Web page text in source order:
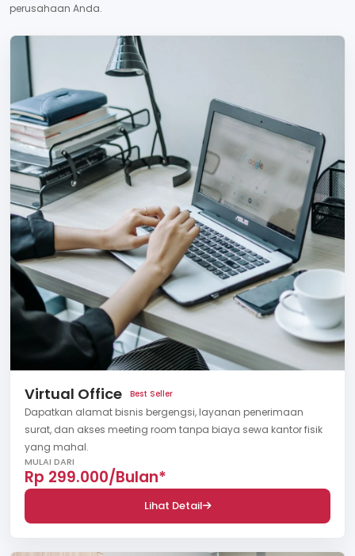
perusahaan Anda.
Virtual Office Best Seller
Dapatkan alamat bisnis bergengsi, layanan penerimaan
surat, dan akses meeting room tanpa biaya sewa kantor fisik
yang mahal.
MULAI DARI
Rp 299.000/Bulan*
Lihat Detail